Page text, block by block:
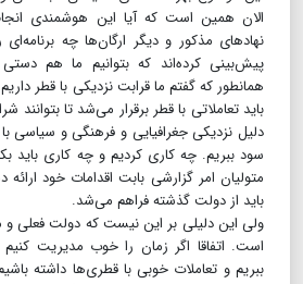
الان همین است که آیا این هوشمندی
نهادهای مذکور و دیگر ارگان‌ها چه
پیش‌بینی کرده‌اند که بتوانیم ما هم
همانطور که گفتم ما قرابت نزدیکی با قطر
باید تعاملاتی با قطر برقرار می‌شد تا بتوانند
دلیل نزدیکی جغرافیایی و فرهنگی و سیاسی
سود ببریم. چه کاری کردیم و چه کاری باید
متولیان امر گزارشی بابت اقدامات خود
باید از دولت گذشته فراهم می‌شد.
ولی این دلیلی بر این نیست که دولت فعلی و
است. اتفاقا اگر زمان را خوب مدیریت
ببریم و تعاملات خوبی با قطری‌ها داشته